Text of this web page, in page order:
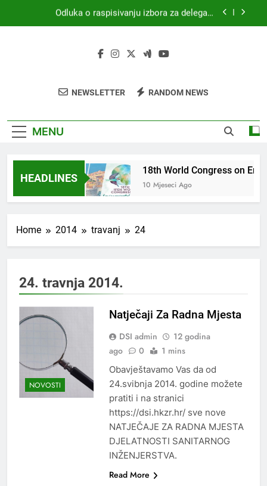
Odluka o raspisivanju izbora za delegata
4. Kongres sanitarne profesije s međunarodnim
NEWSLETTER RANDOM NEWS
MENU
HEADLINES
Ago
18th World Congress on
10 Mjeseci Ago
Home 2014 travanj 24
24. travnja 2014.
NOVOSTI
Natječaji Za Radna Mjesta
DSI admin
12 godina
ago
0 1 mins
Obavještavamo Vas da od
24.svibnja 2014. godine možete
pratiti i na stranici
https://dsi.hkzr.hr/ sve nove
NATJEČAJE ZA RADNA MJESTA
DJELATNOSTI SANITARNOG
INŽENJERSTVA.
Read More